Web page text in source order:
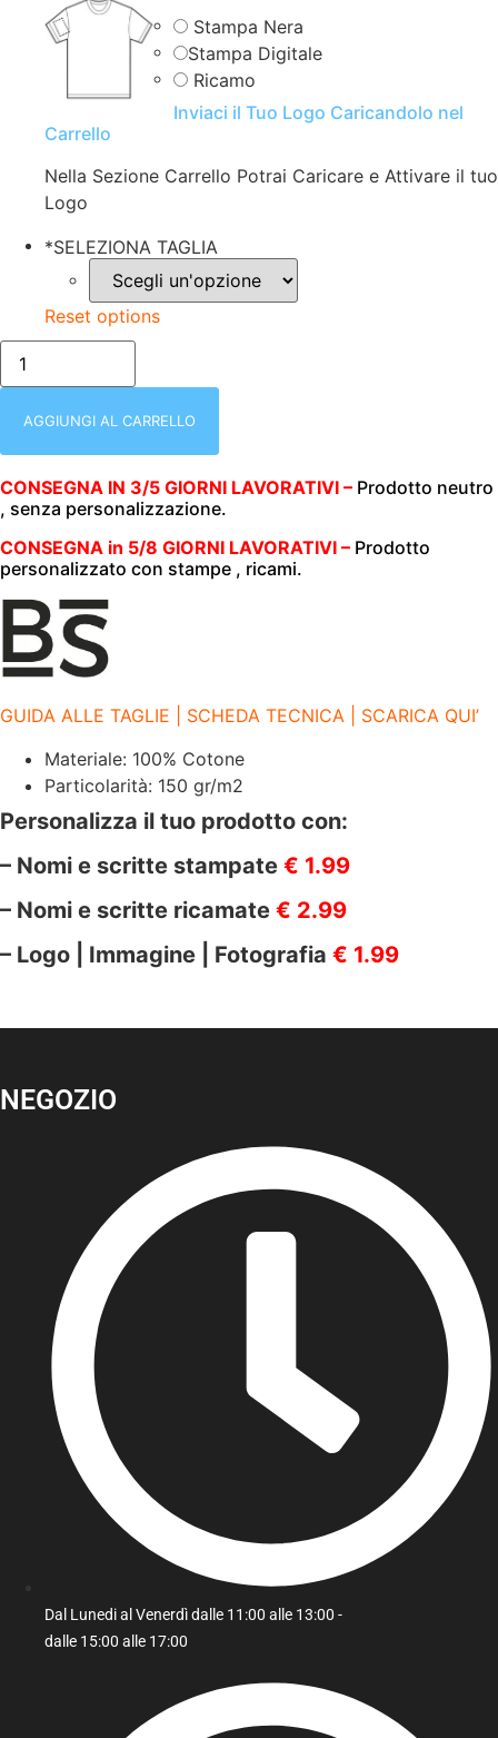
Stampa Nera
Stampa Digitale
Ricamo
Inviaci il Tuo Logo Caricandolo nel
Carrello
Nella Sezione Carrello Potrai Caricare e Attivare il tuo
Logo
*SELEZIONA TAGLIA
Reset options
royal/T-
SHIRT
DONNA
MEZZA
|
|
EVOLUTION
100%
COTONE
|
150
GR/M2
BSW150
ROYAL
quantità
AGGIUNGI AL CARRELLO
CONSEGNA IN 3/5 GIORNI LAVORATIVI – Prodotto neutro
, senza personalizzazione.
CONSEGNA in 5/8 GIORNI LAVORATIVI – Prodotto
personalizzato con stampe , ricami.
GUIDA ALLE TAGLIE | SCHEDA TECNICA | SCARICA QUI’
Materiale: 100% Cotone
Particolarità: 150 gr/m2
Personalizza il tuo prodotto con:
– Nomi e scritte stampate € 1.99
– Nomi e scritte ricamate € 2.99
– Logo | Immagine | Fotografia € 1.99
NEGOZIO
Dal Lunedi al Venerdì dalle 11:00 alle 13:00 -
dalle 15:00 alle 17:00